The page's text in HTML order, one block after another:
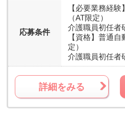
応募条件
【必要業務経験】
（AT限定）
介護職員初任者
【資格】 普通自
定）
介護職員初任者
詳細をみる